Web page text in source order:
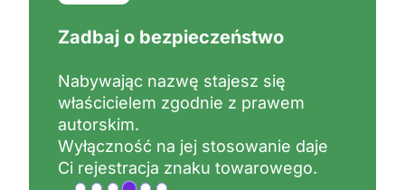
Zadbaj o bezpieczeństwo
Nabywając nazwę stajesz się
właścicielem zgodnie z prawem
autorskim.
Wyłączność na jej stosowanie daje
Ci rejestracja znaku towarowego.